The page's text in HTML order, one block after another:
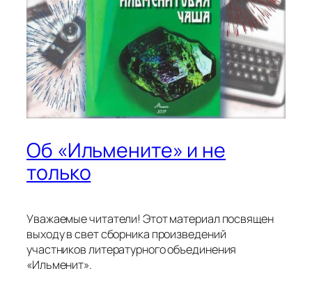
Об «Ильмените» и не
только
Уважаемые читатели! Этот материал посвящен
выходу в свет сборника произведений
участников литературного объединения
«Ильменит».